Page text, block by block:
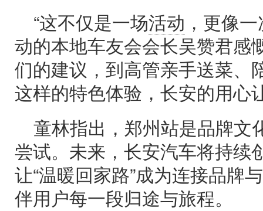
“这不仅是一场活动 ，更像
动的本地车友会会长吴赞君感
们的建议，到高管亲手送菜、
这样的特色体验，长安的用心
童林指出，郑州站是品牌文
尝试。未来，长安汽车将持续
让“温暖回家路”成为连接品牌
伴用户每一段归途与旅程。